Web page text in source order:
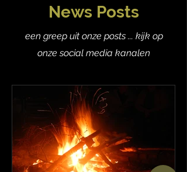
News Posts
een greep uit onze posts ... kijk op
onze social media kanalen